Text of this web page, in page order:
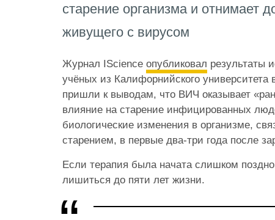
старение организма и отнимает
живущего с вирусом
Журнал IScience опубликовал результаты
учёных из Калифорнийского
пришли к выводам, что ВИЧ оказывает
влияние на старение инфицированных
биологические изменения в организме,
старением, в первые два-три года после
Если терапия была начата слишком
лишиться до пяти лет жизни.